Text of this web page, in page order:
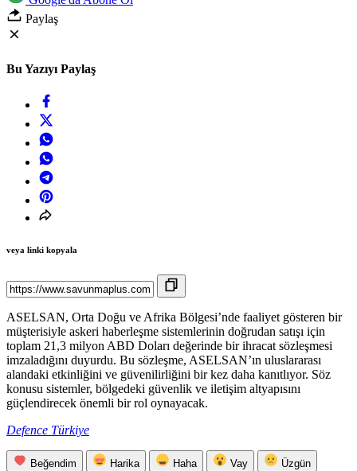
Paylaş
Bu Yazıyı Paylaş
veya linki kopyala
ASELSAN, Orta Doğu ve Afrika Bölgesi’nde faaliyet gösteren bir
müşterisiyle askeri haberleşme sistemlerinin doğrudan satışı için
toplam 21,3 milyon ABD Doları değerinde bir ihracat sözleşmesi
imzaladığını duyurdu. Bu sözleşme, ASELSAN’ın uluslararası
alandaki etkinliğini ve güvenilirliğini bir kez daha kanıtlıyor. Söz
konusu sistemler, bölgedeki güvenlik ve iletişim altyapısını
güçlendirecek önemli bir rol oynayacak.
Defence Türkiye
Beğendim Harika Haha Vay Üzgün